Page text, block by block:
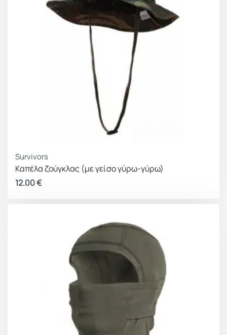
Survivors
Καπέλα ζούγκλας (με γείσο γύρω-γύρω)
12.00€